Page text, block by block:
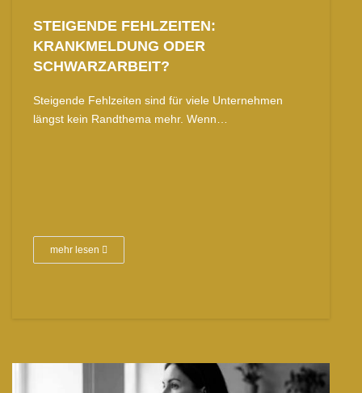
STEIGENDE FEHLZEITEN:
KRANKMELDUNG ODER
SCHWARZARBEIT?
Steigende Fehlzeiten sind für viele Unternehmen
längst kein Randthema mehr. Wenn…
mehr lesen